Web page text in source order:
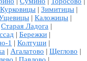
Курковицы | Зимитицы |
| Каложицы |
Старая Ладога |
| Бережки |
1 | Колтуши |
| Агалатово | Щеглово |